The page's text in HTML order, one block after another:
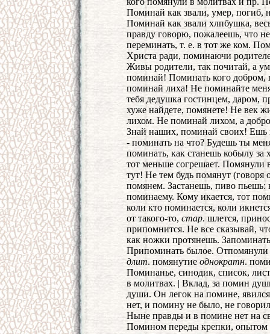
Поминай как звали, умер, погиб,
Поминай как звали хлпбушка,
правду говорю, пожалеешь, что
переминать, т. е. в тот же ком.
Христа ради, поминаючи
Живы родители, так почитай, а
поминай! Поминать кого добром,
поминай лиха! Не поминайте
тебя дедушка гостинцем, даром,
хуже найдете, помянете! Не век
лихом. Не поминай лихом, а
Знай наших, поминай своих! Ешь
- поминать на что? Будешь ты
поминать, как станешь кобылу за
тот меньше согрешает. Помянули
тут! Не тем будь помянут
помянем. Застанешь, пиво пьешь:
поминаему. Кому икается, тот
коли кто поминается, коли
от такого-то, стар. шлется,
припомнится. Не все сказывай,
как ножки протянешь.
Припоминать былое.
длит. помянутие однократн.
Поминанье, синодик, список,
в молитвах. | Вклад, за помин
души. Он легок на помине,
нет, и помину не было, не
Ныне правды и в помине нет на
Помином переды крепки,